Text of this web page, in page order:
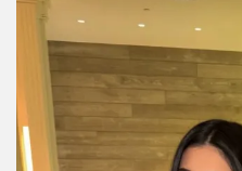
tiene varios orígenes, desde
San Bonifacio
tiempo. A continuación te